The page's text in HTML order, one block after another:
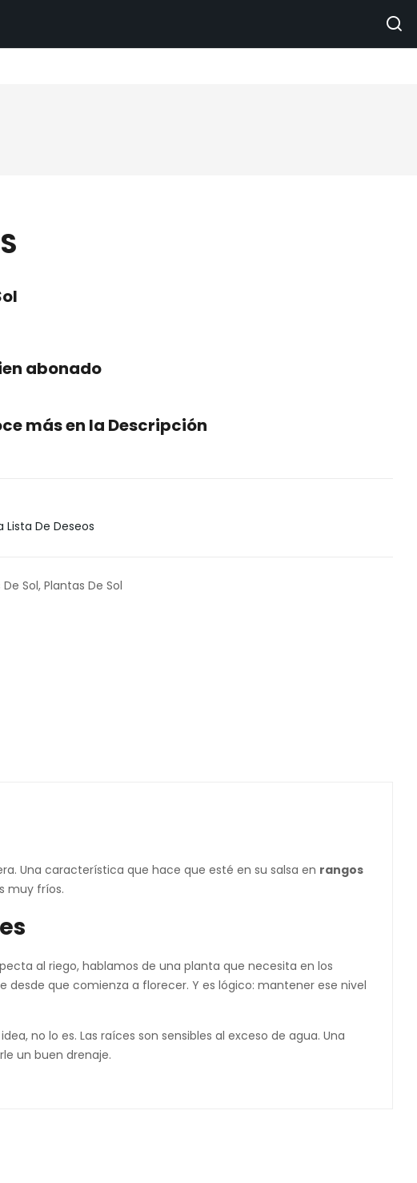
abonado
más en la Descripción
Lista De Deseos
De Sol, Plantas De Sol
Una característica que hace que esté en su salsa en rangos
muy fríos.
al riego, hablamos de una planta que necesita en los
desde que comienza a florecer. Y es lógico: mantener ese nivel
no lo es. Las raíces son sensibles al exceso de agua. Una
un buen drenaje.